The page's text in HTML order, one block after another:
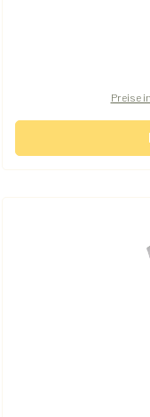
Preise